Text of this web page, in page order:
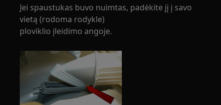
Jei spaustukas buvo nuimtas, padėkite jį į savo
vietą (rodoma rodykle)
ploviklio įleidimo angoje.